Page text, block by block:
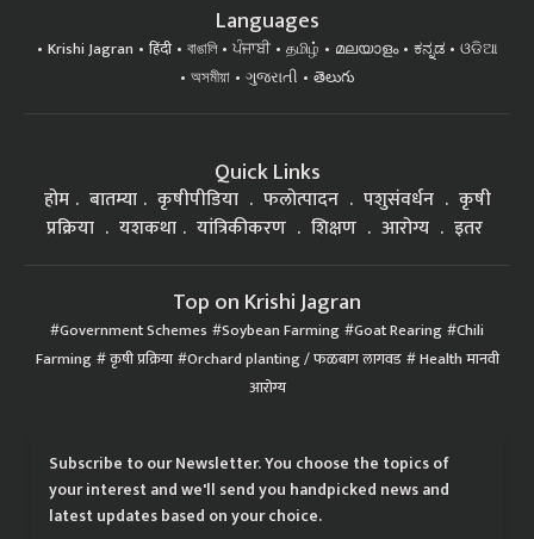
Languages
Krishi Jagran हिंदी বাঙালি ਪੰਜਾਬੀ தமிழ் മലയാളം ಕನ್ನಡ
ଓଡିଆ
অসমীয়া
ગુજરાતી తెలుగు
Quick Links
होम बातम्या कृषीपीडिया फलोत्पादन पशुसंवर्धन
कृषी
प्रक्रिया
यशकथा यांत्रिकीकरण शिक्षण आरोग्य इतर
Top on Krishi Jagran
Government Schemes Soybean Farming Goat Rearing Chili
Farming कृषी प्रक्रिया Orchard planting / फळबाग लागवड Health मानवी
आरोग्य
Subscribe to our Newsletter. You choose the topics of
your interest and we'll send you handpicked news and
latest updates based on your choice.